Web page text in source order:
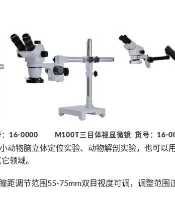
：16-0000 M100T三目体视显微镜 货号：16-
动物脑立体定位实验、动物解剖实验，也可以
领域。
距调节范围55-75mm双目视度可调，调整范围